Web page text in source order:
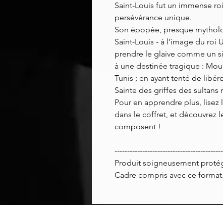
Saint-Louis fut un immense
persévérance unique.
Son épopée, presque
Saint-Louis - à l’image du roi
prendre le glaive comme un
à une destinée tragique :
Tunis ; en ayant tenté de
Sainte des griffes des sultans
Pour en apprendre plus,
dans le coffret, et découvrez
composent !
Produit soigneusement
Cadre compris avec ce format.